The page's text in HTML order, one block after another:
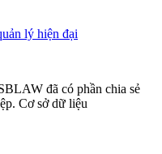
lý hiện đại
đã có phần chia sẻ
Cơ sở dữ liệu